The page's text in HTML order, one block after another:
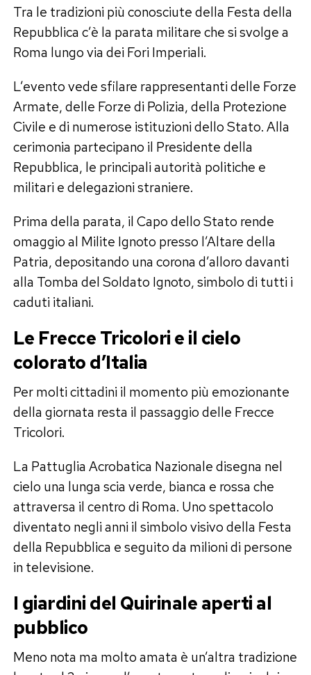
Tra le tradizioni più conosciute della Festa della
Repubblica c’è la parata militare che si svolge a
Roma lungo via dei Fori Imperiali.
L’evento vede sfilare rappresentanti delle Forze
Armate, delle Forze di Polizia, della Protezione
Civile e di numerose istituzioni dello Stato. Alla
cerimonia partecipano il Presidente della
Repubblica, le principali autorità politiche e
militari e delegazioni straniere.
Prima della parata, il Capo dello Stato rende
omaggio al Milite Ignoto presso l’Altare della
Patria, depositando una corona d’alloro davanti
alla Tomba del Soldato Ignoto, simbolo di tutti i
caduti italiani.
Le Frecce Tricolori e il cielo
colorato d’Italia
Per molti cittadini il momento più emozionante
della giornata resta il passaggio delle Frecce
Tricolori.
La Pattuglia Acrobatica Nazionale disegna nel
cielo una lunga scia verde, bianca e rossa che
attraversa il centro di Roma. Uno spettacolo
diventato negli anni il simbolo visivo della Festa
della Repubblica e seguito da milioni di persone
in televisione.
I giardini del Quirinale aperti al
pubblico
Meno nota ma molto amata è un’altra tradizione